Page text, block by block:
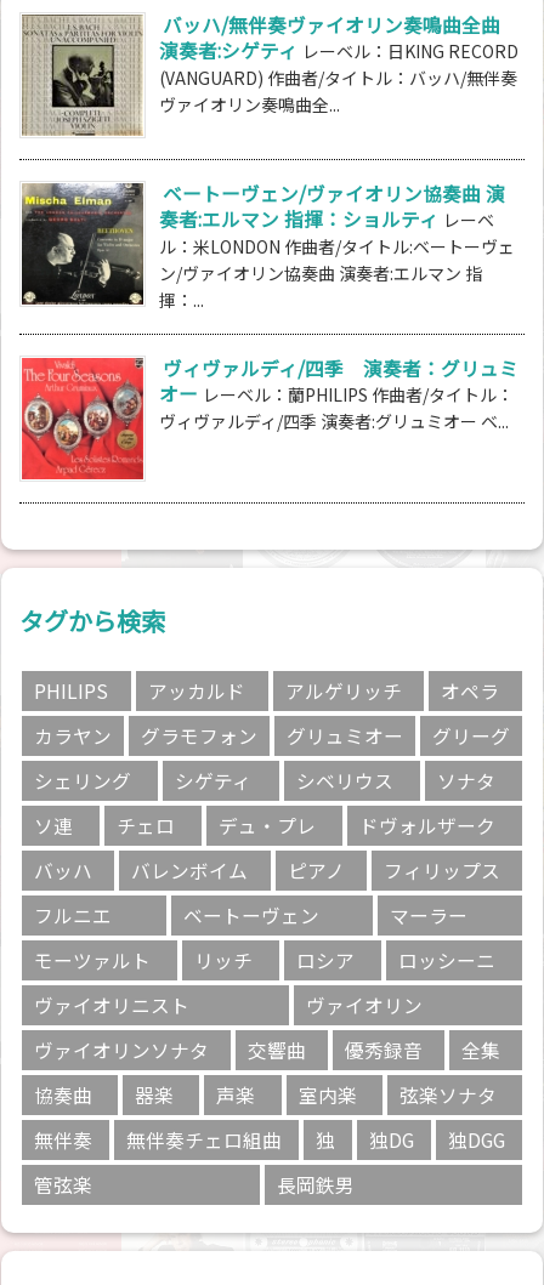
バッハ/無伴奏ヴァイオリン奏鳴曲全曲
演奏者:シゲティ レーベル：日KING RECORD
(VANGUARD) 作曲者/タイトル：バッハ/無伴奏
ヴァイオリン奏鳴曲全...
ベートーヴェン/ヴァイオリン協奏曲 演
奏者:エルマン 指揮：ショルティ レーベ
ル：米LONDON 作曲者/タイトル:ベートーヴェ
ン/ヴァイオリン協奏曲 演奏者:エルマン 指
揮：...
ヴィヴァルディ/四季 演奏者：グリュミ
オー レーベル：蘭PHILIPS 作曲者/タイトル：
ヴィヴァルディ/四季 演奏者:グリュミオー ベ...
タグから検索
PHILIPS アッカルド アルゲリッチ
オペラ
カラヤン
グラモフォン グリュミオー
グリーグ
シェリング
シゲティ シベリウス
ソナタ
ソ連
チェロ デュ・プレ
ドヴォルザーク
バッハ
バレンボイム ピアノ
フィリップス
フルニエ
ベートーヴェン
マーラー
モーツァルト
リッチ ロシア
ロッシーニ
ヴァイオリニスト
ヴァイオリン
ヴァイオリンソナタ
交響曲 優秀録音
全集
協奏曲
器楽 声楽 室内楽
弦楽ソナタ
無伴奏
無伴奏チェロ組曲 独 独DG
独DGG
管弦楽
長岡鉄男